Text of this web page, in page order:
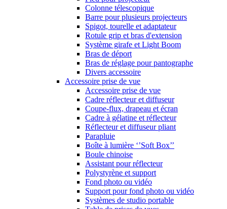
Colonne télescopique
Barre pour plusieurs projecteurs
Spigot, tourelle et adaptateur
Rotule grip et bras d'extension
Système girafe et Light Boom
Bras de déport
Bras de réglage pour pantographe
Divers accessoire
Accessoire prise de vue
Accessoire prise de vue
Cadre réflecteur et diffuseur
Coupe-flux, drapeau et écran
Cadre à gélatine et réflecteur
Réflecteur et diffuseur pliant
Parapluie
Boîte à lumière ‘’Soft Box’’
Boule chinoise
Assistant pour réflecteur
Polystyrène et support
Fond photo ou vidéo
Support pour fond photo ou vidéo
Systèmes de studio portable